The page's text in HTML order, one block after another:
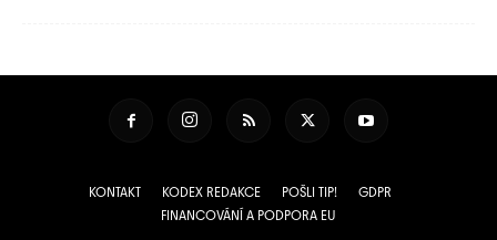
KONTAKT KODEX REDAKCE POŠLI TIP!
GDPR
FINANCOVÁNÍ A PODPORA EU